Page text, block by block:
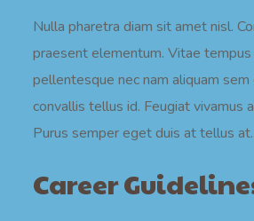
Nulla pharetra diam sit amet nisl.
praesent elementum. Vitae tempus
pellentesque nec nam aliquam
convallis tellus id. Feugiat vivamus
Purus semper eget duis at tellus at.
Career